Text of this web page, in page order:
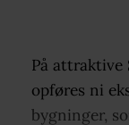
På attraktive
opføres ni
bygninger,